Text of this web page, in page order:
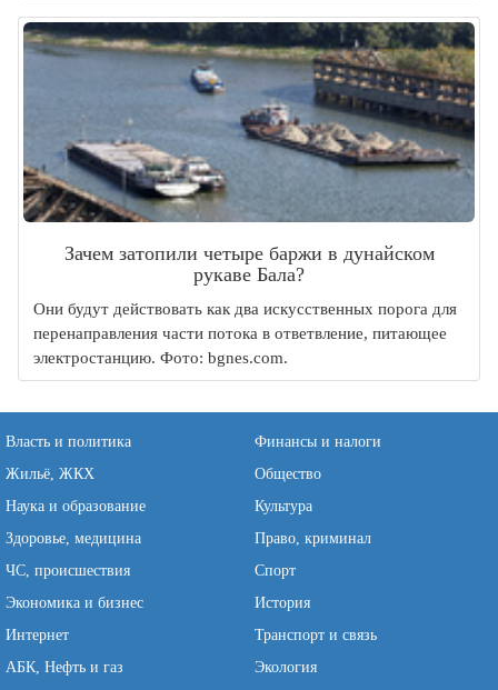
Зачем затопили четыре баржи в дунайском
рукаве Бала?
Они будут действовать как два искусственных порога для
перенаправления части потока в ответвление, питающее
электростанцию. Фото: bgnes.com.
Власть и политика
Финансы и налоги
Жильё, ЖКХ
Общество
Наука и образование
Культура
Здоровье, медицина
Право, криминал
ЧС, происшествия
Спорт
Экономика и бизнес
История
Интернет
Транспорт и связь
АБК, Нефть и газ
Экология